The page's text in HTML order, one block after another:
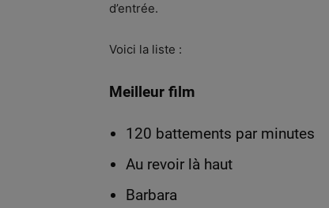
d’entrée.
Voici la liste :
Meilleur film
120 battements par minutes
Au revoir là haut
Barbara